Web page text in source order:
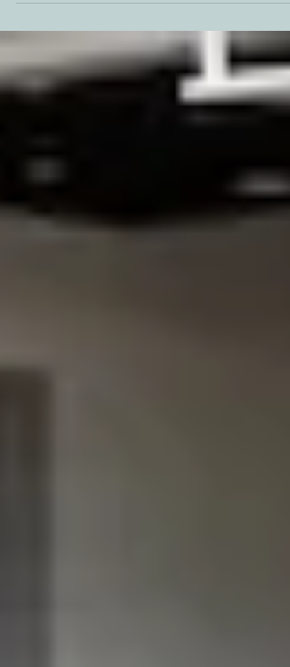
구성된 기술봉사단은 지역사회 나눔 경영의 일환으
계층 9가구를 대상으로 하반기 기술봉사를 시행했
고 밝혔다. 이날 기술봉사단은 겨울철 각 가정의 단
열...